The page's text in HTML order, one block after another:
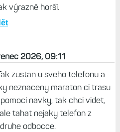
výrazně horší.
2026, 09:11
zustan u sveho telefonu a
neznaceny maraton ci trasu
navky, tak chci videt,
tahat nejaky telefon z
odbocce.